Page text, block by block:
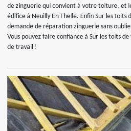
de zinguerie qui convient à votre toiture, et
édifice à Neuilly En Thelle. Enfin Sur les toits
demande de réparation zinguerie sans
Vous pouvez faire confiance à Sur les toits
de travail !